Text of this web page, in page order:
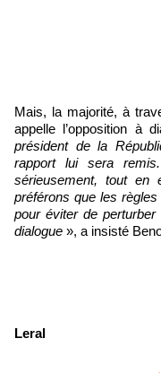
Mais, la majorité, à travers Benoît Sambou, membre de l’Apr,
appelle l’opposition à
président de la
rapport lui sera
sérieusement, tout en
préférons que les
pour éviter de
dialogue », a insisté
Leral